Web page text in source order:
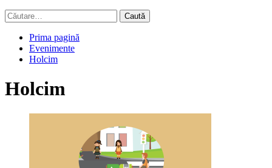
Caută
după:
Prima pagină
Evenimente
Holcim
Holcim